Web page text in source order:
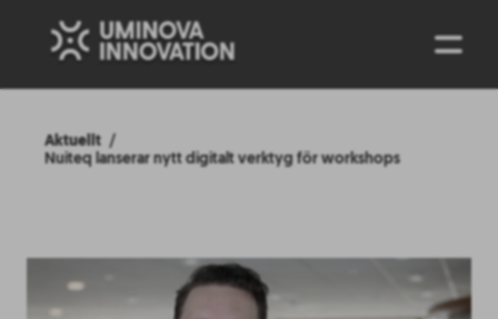
Aktuellt
Nuiteq lanserar nytt digitalt verktyg för workshops